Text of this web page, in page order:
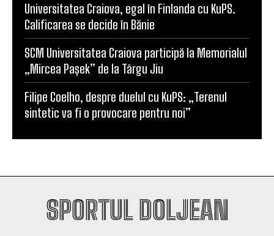
Universitatea Craiova, egal în Finlanda cu KuPS.
Calificarea se decide în Bănie
SCM Universitatea Craiova participă la Memorialul
„Mircea Pașek” de la Târgu Jiu
Filipe Coelho, despre duelul cu KuPS: „Terenul
sintetic va fi o provocare pentru noi”
SPORTUL DOLJEAN